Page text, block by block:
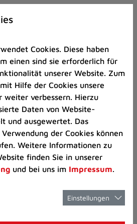
Jugend Kinder- und
und
Cookies. Diese haben
einen sind sie erforderlich für
unserer Website. Zum
Hilfe der Cookies unsere
weiter verbessern. Hierzu
Daten von Website-
und ausgewertet. Das
der Cookies können
Weitere Informationen zu
finden Sie in unserer
und bei uns im Impressum.
Einstellungen